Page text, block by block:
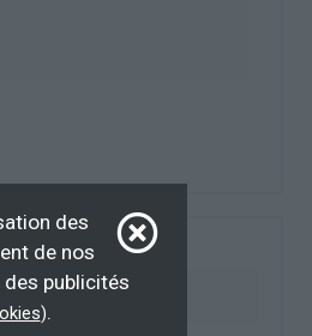
des
de nos
publicités
).